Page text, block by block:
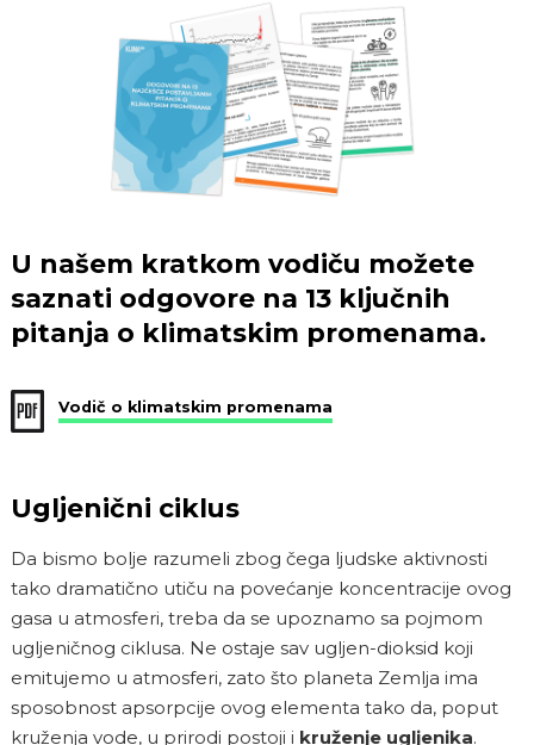
U našem kratkom vodiču možete
saznati odgovore na 13 ključnih
pitanja o klimatskim promenama.
Vodič o klimatskim promenama
Ugljenični ciklus
Da bismo bolje razumeli zbog čega ljudske aktivnosti
tako dramatično utiču na povećanje koncentracije ovog
gasa u atmosferi, treba da se upoznamo sa pojmom
ugljeničnog ciklusa. Ne ostaje sav ugljen-dioksid koji
emitujemo u atmosferi, zato što planeta Zemlja ima
sposobnost apsorpcije ovog elementa tako da, poput
kruženja vode, u prirodi postoji i kruženje ugljenika.